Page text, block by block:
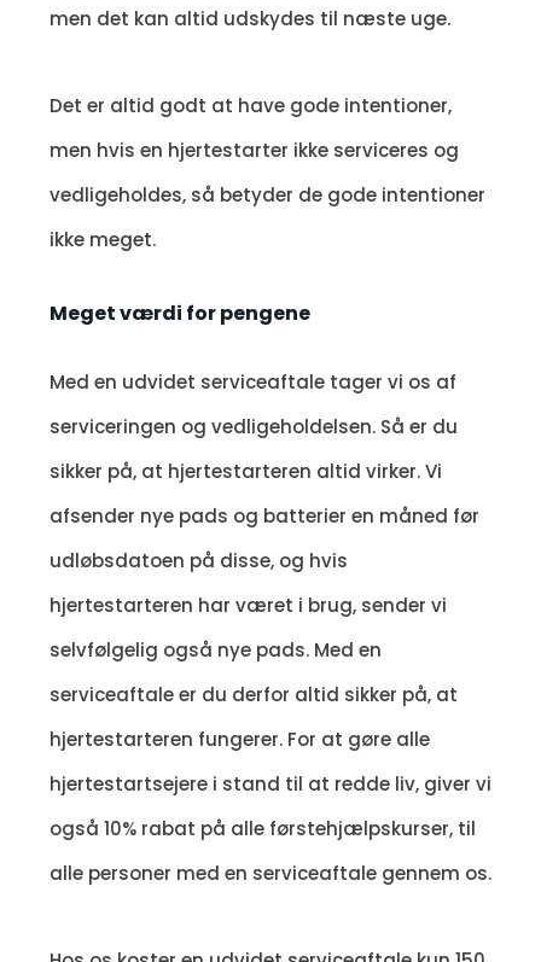
men det kan altid udskydes til næste uge.
Det er altid godt at have gode intentioner,
men hvis en hjertestarter ikke serviceres og
vedligeholdes, så betyder de gode intentioner
ikke meget.
Meget værdi for pengene
Med en udvidet serviceaftale tager vi os af
serviceringen og vedligeholdelsen. Så er du
sikker på, at hjertestarteren altid virker. Vi
afsender nye pads og batterier en måned før
udløbsdatoen på disse, og hvis
hjertestarteren har været i brug, sender vi
selvfølgelig også nye pads. Med en
serviceaftale er du derfor altid sikker på, at
hjertestarteren fungerer. For at gøre alle
hjertestartsejere i stand til at redde liv, giver vi
også 10% rabat på alle førstehjælpskurser, til
alle personer med en serviceaftale gennem os.